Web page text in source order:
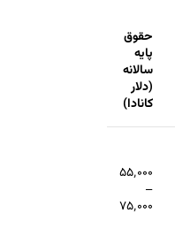
حقوق
پایه
سالانه
(دلار
کانادا)
۵۵٬۰۰۰
–
۷۵٬۰۰۰